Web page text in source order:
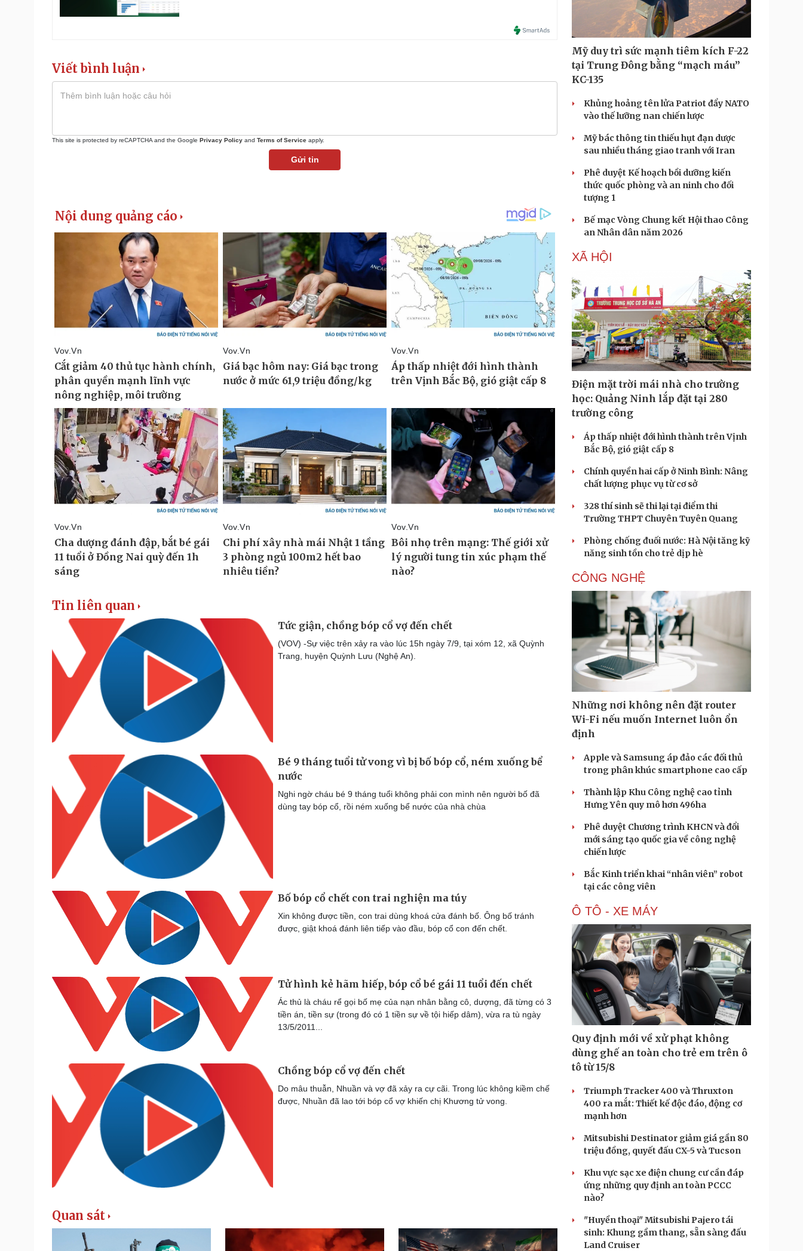
Viết bình luận
This site is protected by reCAPTCHA and the Google Privacy Policy and Terms of Service apply.
Gửi tin
Tin liên quan
Tức giận, chồng bóp cổ vợ đến chết
(VOV) -Sự việc trên xảy ra vào lúc 15h ngày 7/9, tại xóm 12, xã Quỳnh
Trang, huyện Quỳnh Lưu (Nghệ An).
Bé 9 tháng tuổi tử vong vì bị bố bóp cổ, ném xuống bể
nước
Nghi ngờ cháu bé 9 tháng tuổi không phải con mình nên người bố đã
dùng tay bóp cổ, rồi ném xuống bể nước của nhà chùa
Bố bóp cổ chết con trai nghiện ma túy
Xin không được tiền, con trai dùng khoá cửa đánh bố. Ông bố tránh
được, giật khoá đánh liên tiếp vào đầu, bóp cổ con đến chết.
Tử hình kẻ hãm hiếp, bóp cổ bé gái 11 tuổi đến chết
Ác thủ là cháu rể gọi bố mẹ của nạn nhân bằng cô, dượng, đã từng có 3
tiền án, tiền sự (trong đó có 1 tiền sự về tội hiếp dâm), vừa ra tù ngày
13/5/2011...
Chồng bóp cổ vợ đến chết
Do mâu thuẫn, Nhuần và vợ đã xảy ra cự cãi. Trong lúc không kiềm chế
được, Nhuần đã lao tới bóp cổ vợ khiến chị Khương tử vong.
Quan sát
Mỹ duy trì sức mạnh tiêm kích F-22
tại Trung Đông bằng “mạch máu”
KC-135
Khủng hoảng tên lửa Patriot đẩy NATO
vào thế lưỡng nan chiến lược
Mỹ bác thông tin thiếu hụt đạn dược
sau nhiều tháng giao tranh với Iran
Phê duyệt Kế hoạch bồi dưỡng kiến
thức quốc phòng và an ninh cho đối
tượng 1
Bế mạc Vòng Chung kết Hội thao Công
an Nhân dân năm 2026
XÃ HỘI
Điện mặt trời mái nhà cho trường
học: Quảng Ninh lắp đặt tại 280
trường công
Áp thấp nhiệt đới hình thành trên Vịnh
Bắc Bộ, gió giật cấp 8
Chính quyền hai cấp ở Ninh Bình: Nâng
chất lượng phục vụ từ cơ sở
328 thí sinh sẽ thi lại tại điểm thi
Trường THPT Chuyên Tuyên Quang
Phòng chống đuối nước: Hà Nội tăng kỹ
năng sinh tồn cho trẻ dịp hè
CÔNG NGHỆ
Những nơi không nên đặt router
Wi-Fi nếu muốn Internet luôn ổn
định
Apple và Samsung áp đảo các đối thủ
trong phân khúc smartphone cao cấp
Thành lập Khu Công nghệ cao tỉnh
Hưng Yên quy mô hơn 496ha
Phê duyệt Chương trình KHCN và đổi
mới sáng tạo quốc gia về công nghệ
chiến lược
Bắc Kinh triển khai “nhân viên” robot
tại các công viên
Ô TÔ - XE MÁY
Quy định mới về xử phạt không
dùng ghế an toàn cho trẻ em trên ô
tô từ 15/8
Triumph Tracker 400 và Thruxton
400 ra mắt: Thiết kế độc đáo, động cơ
mạnh hơn
Mitsubishi Destinator giảm giá gần 80
triệu đồng, quyết đấu CX-5 và Tucson
Khu vực sạc xe điện chung cư cần đáp
ứng những quy định an toàn PCCC
nào?
"Huyền thoại" Mitsubishi Pajero tái
sinh: Khung gầm thang, sẵn sàng đấu
Land Cruiser